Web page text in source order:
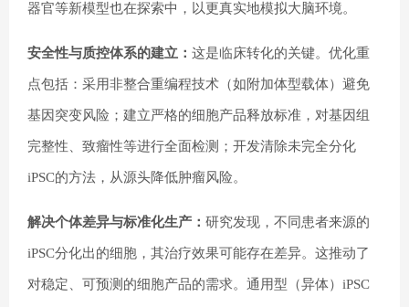
器官等新模型也在探索中，以更真实地模拟大脑环境。
安全性与质控体系的建立： 这是临床转化的关键。优化重
点包括：采用非整合重编程技术（如附加体型载体）避免
基因突变风险；建立严格的细胞产品释放标准，对基因组
完整性、致瘤性等进行全面检测；开发清除未完全分化
iPSC的方法，从源头降低肿瘤风险。
解决个体差异与标准化生产： 研究发现，不同患者来源的
iPSC分化出的细胞，其治疗效果可能存在差异。这推动了
对稳定、可预测的细胞产品的需求。通用型（异体）iPSC